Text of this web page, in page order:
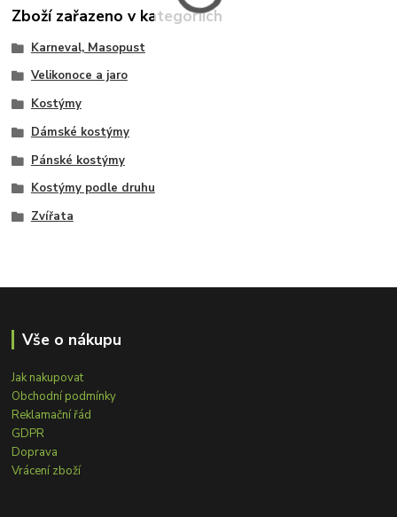
Zboží zařazeno v kategoriích
Karneval, Masopust
Velikonoce a jaro
Kostýmy
Dámské kostýmy
Pánské kostýmy
Kostýmy podle druhu
Zvířata
Vše o nákupu
Jak nakupovat
Obchodní podmínky
Reklamační řád
GDPR
Doprava
Vrácení zboží